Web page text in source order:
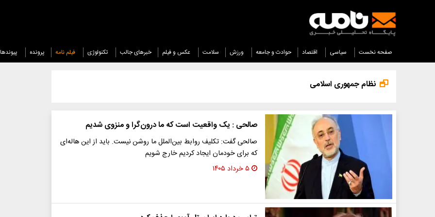
صفحه نخست سیاسی اقتصاد حوادث و جامعه ورزش سلامت عکس و فیلم خبرهای جالب تکنولوژی فیلم نامه پرونده پیوندها
نظام جمهوری اسلامی
صالحی : یک واقعیت است که ما درون‌گرا و منزوی شدیم
صالحی گفت: تکلیف روابط بین‌الملل ما روشن نیست. باید از این هاله‌ای
که برای خودمان ایجاد کردیم خارج شویم
۵ خرداد ۱۴۰۵